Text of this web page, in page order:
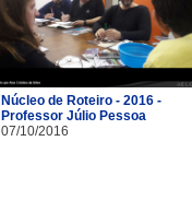
Núcleo de Roteiro - 2016 -
Professor Júlio Pessoa
07/10/2016